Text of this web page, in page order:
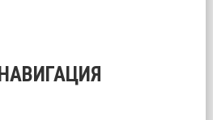
НАВИГАЦИЯ